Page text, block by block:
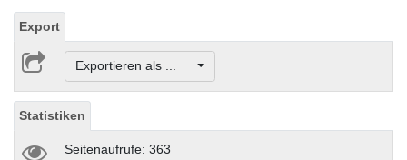
Export
Exportieren als ...
Statistiken
Seitenaufrufe: 363